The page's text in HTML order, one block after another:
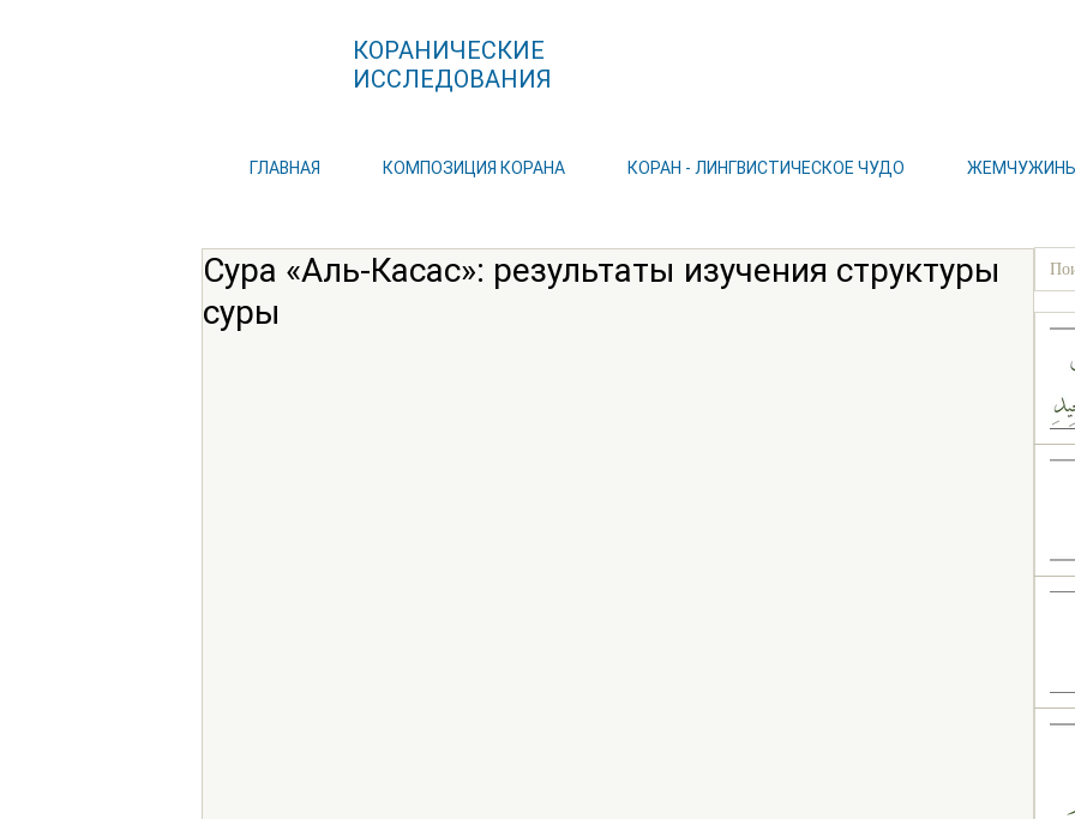
КОРАНИЧЕСКИЕ
ИССЛЕДОВАНИЯ
ГЛАВНАЯ КОМПОЗИЦИЯ КОРАНА КОРАН - ЛИНГВИСТИЧЕСКОЕ ЧУДО ЖЕМЧУЖИНЫ
Сура «Аль-Касас»: результаты изучения структуры
суры